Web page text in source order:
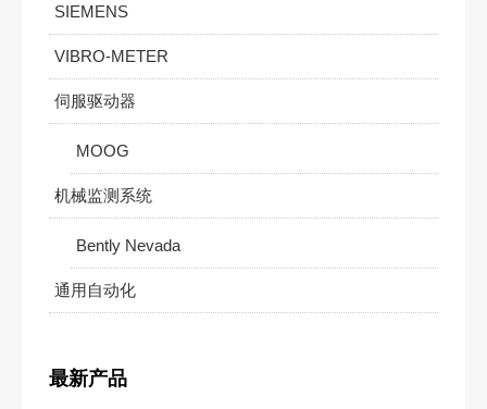
SIEMENS
VIBRO-METER
伺服驱动器
MOOG
机械监测系统
Bently Nevada
通用自动化
最新产品